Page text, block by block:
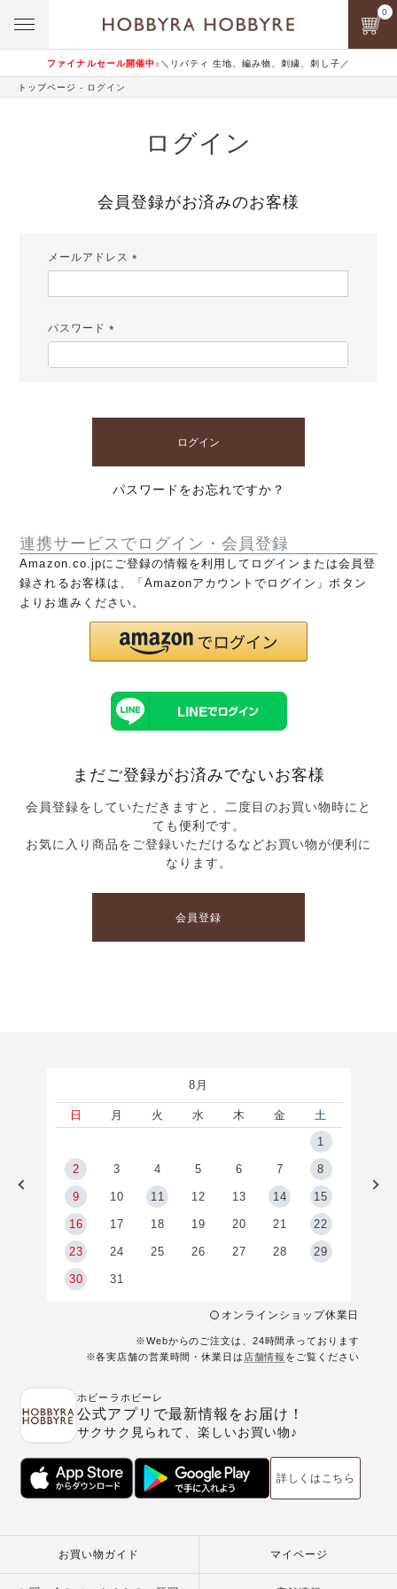
ファイナルセール開催中♪ ＼リバティ 生地、編み物、刺繍、刺し子／
0
トップページ ログイン
ログイン
会員登録がお済みのお客様
メールアドレス
パスワード
ログイン
パスワードをお忘れですか？
連携サービスでログイン・会員登録
Amazon.co.jpにご登録の情報を利用してログインまたは会員登
録されるお客様は、「Amazonアカウントでログイン」ボタン
よりお進みください。
まだご登録がお済みでないお客様
会員登録をしていただきますと、二度目のお買い物時にと
ても便利です。
お気に入り商品をご登録いただけるなどお買い物が便利に
なります。
会員登録
8月
日 月 火 水 木 金
土
1
2 3 4 5 6 7 8
9 10 11 12 13 14 15
16 17 18 19 20 21 22
23 24 25 26 27 28 29
30 31
オンラインショップ休業日
※Webからのご注文は、24時間承っております
※各実店舗の営業時間・休業日は 店舗情報 をご覧ください
ホビーラホビーレ
公式アプリで最新情報をお届け！
サクサク見られて、楽しいお買い物♪
詳しくはこちら
お買い物ガイド マイページ